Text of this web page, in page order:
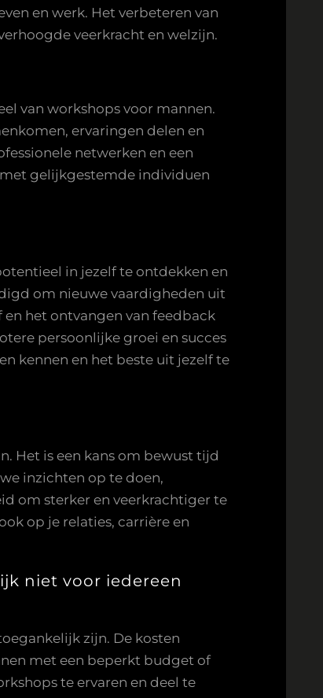
en werk. Het verbeteren van
veerkracht en welzijn.
van workshops voor mannen.
ervaringen delen en
netwerken en een
gelijkgestemde individuen
in jezelf te ontdekken en
om nieuwe vaardigheden uit
het ontvangen van feedback
persoonlijke groei en succes
kennen en het beste uit jezelf te
Het is een kans om bewust tijd
inzichten op te doen,
om sterker en veerkrachtiger te
op je relaties, carrière en
niet voor iedereen
zijn. De kosten
met een beperkt budget of
te ervaren en deel te